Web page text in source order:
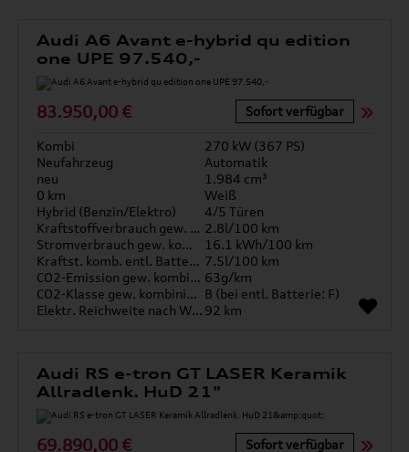
Audi A6 Avant e-hybrid qu edition
one UPE 97.540,-
83.950,00 € Sofort verfügbar
Kombi
270 kW (367 PS)
Neufahrzeug
Automatik
neu
1.984 cm³
0 km
Weiß
Hybrid (Benzin/Elektro)
4/5 Türen
Kraftstoffverbrauch gew. kombiniert 2.8l/100 km
Stromverbrauch gew. kombiniert
16.1 kWh/100 km
Kraftst. komb. entl. Batterie 7.5l/100 km
CO2-Emission gew. kombiniert 63g/km
CO2-Klasse gew. kombiniert B (bei entl. Batterie: F)
Elektr. Reichweite nach WLTP* 92 km
Audi RS e-tron GT LASER Keramik
Allradlenk. HuD 21"
69.890,00 € Sofort verfügbar